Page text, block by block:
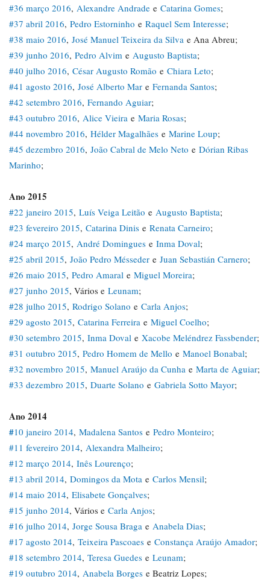
#36 março 2016, Alexandre Andrade e Catarina Gomes;
#37 abril 2016, Pedro Estorninho e Raquel Sem Interesse;
#38 maio 2016, José Manuel Teixeira da Silva e Ana Abreu;
#39 junho 2016, Pedro Alvim e Augusto Baptista;
#40 julho 2016, César Augusto Romão e Chiara Leto;
#41 agosto 2016, José Alberto Mar e Fernanda Santos;
#42 setembro 2016, Fernando Aguiar;
#43 outubro 2016, Alice Vieira e Maria Rosas;
#44 novembro 2016, Hélder Magalhães e Marine Loup;
#45 dezembro 2016, João Cabral de Melo Neto e Dórian Ribas
Marinho;
Ano 2015
#22 janeiro 2015, Luís Veiga Leitão e Augusto Baptista;
#23 fevereiro 2015, Catarina Dinis e Renata Carneiro;
#24 março 2015, André Domingues e Inma Doval;
#25 abril 2015, João Pedro Mésseder e Juan Sebastián Carnero;
#26 maio 2015, Pedro Amaral e Miguel Moreira;
#27 junho 2015, Vários e Leunam;
#28 julho 2015, Rodrigo Solano e Carla Anjos;
#29 agosto 2015, Catarina Ferreira e Miguel Coelho;
#30 setembro 2015, Inma Doval e Xacobe Meléndrez Fassbender;
#31 outubro 2015, Pedro Homem de Mello e Manoel Bonabal;
#32 novembro 2015, Manuel Araújo da Cunha e Marta de Aguiar;
#33 dezembro 2015, Duarte Solano e Gabriela Sotto Mayor;
Ano 2014
#10 janeiro 2014, Madalena Santos e Pedro Monteiro;
#11 fevereiro 2014, Alexandra Malheiro;
#12 março 2014, Inês Lourenço;
#13 abril 2014, Domingos da Mota e Carlos Mensil;
#14 maio 2014, Elisabete Gonçalves;
#15 junho 2014, Vários e Carla Anjos;
#16 julho 2014, Jorge Sousa Braga e Anabela Dias;
#17 agosto 2014, Teixeira Pascoaes e Constança Araújo Amador;
#18 setembro 2014, Teresa Guedes e Leunam;
#19 outubro 2014, Anabela Borges e Beatriz Lopes;